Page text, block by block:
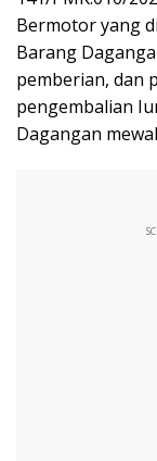
Bermotor yang
Barang
pemberian, dan
pengembalian
Dagangan